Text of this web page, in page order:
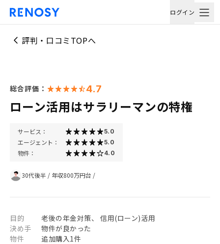
ログイン
評判・口コミTOPへ
総合評価： 4.7
ローン活用はサラリーマンの特権
サービス： 5.0
エージェント： 5.0
物件： 4.0
30代後半 / 年収800万円台 /
目的
老後の年金対策、 信用(ローン)活用
決め手
物件が良かった
物件
追加購入1件